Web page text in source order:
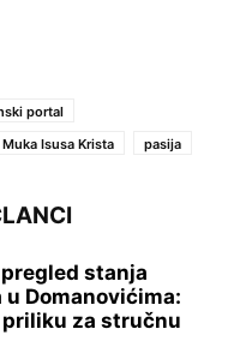
portal
Muka Isusa Krista pasija
stanja
Domanovićima:
za stručnu